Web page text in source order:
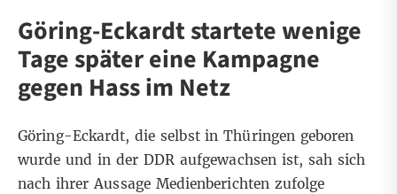
Göring-Eckardt startete wenige
Tage später eine Kampagne
gegen Hass im Netz
Göring-Eckardt, die selbst in Thüringen geboren
wurde und in der DDR aufgewachsen ist, sah sich
nach ihrer Aussage Medienberichten zufolge